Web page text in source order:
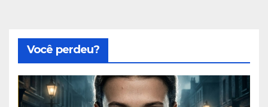
Você perdeu?